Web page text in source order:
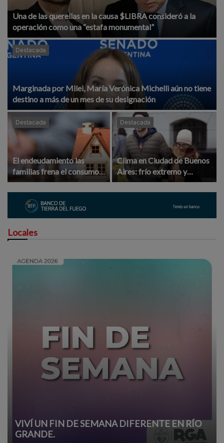
Una de las querellas en la causa $LIBRA consideró a la
operación como una “estafa monumental”
Destacada
Marginada por Milei, María Verónica Michelli aún no tiene
destino a más de un mes de su designación
Destacada
El endeudamiento las
familias frena el consumo,
retrasa la recuperación y
golpea fuerte en el interior
del país
Destacada
Clima en Ciudad de Buenos
Aires: frío extremo y
marcas mínimas de hasta
4°C marcarán el comienzo
Locales
VIVÍ UN FIN DE SEMANA DIFERENTE EN RÍO
GRANDE.